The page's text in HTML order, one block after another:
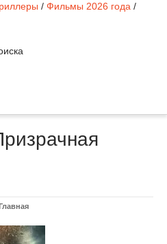
/ Фильмы 2026 года /